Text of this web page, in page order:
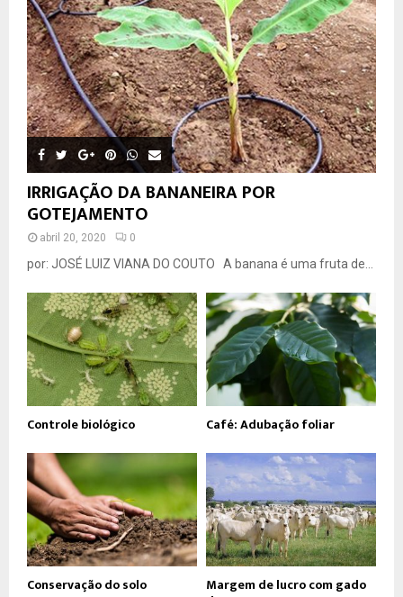
IRRIGAÇÃO DA BANANEIRA POR
GOTEJAMENTO
abril 20, 2020 0
por: JOSÉ LUIZ VIANA DO COUTO A banana é uma fruta de...
Controle biológico Café: Adubação foliar
Conservação do solo Margem de lucro com gado